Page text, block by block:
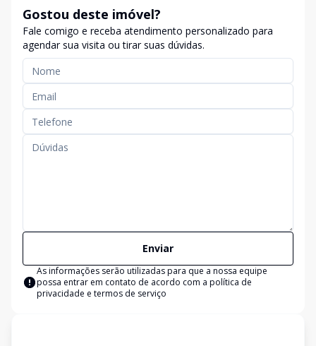
Gostou deste imóvel?
Fale comigo e receba atendimento personalizado para
agendar sua visita ou tirar suas dúvidas.
Enviar
As informações serão utilizadas para que a nossa equipe
possa entrar em contato de acordo com a política de
privacidade e termos de serviço